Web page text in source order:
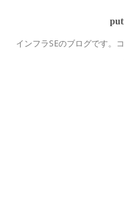
インフラSEのブログです。